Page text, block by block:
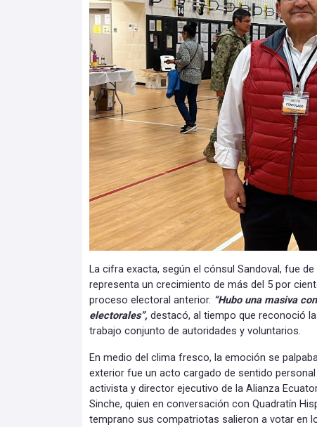
La cifra exacta, según el cónsul Sandoval, fue
representa un crecimiento de más del 5 por
proceso electoral anterior. “Hubo una masiva
electorales”, destacó, al tiempo que reconoció
trabajo conjunto de autoridades y voluntarios.
En medio del clima fresco, la emoción se
exterior fue un acto cargado de sentido
activista y director ejecutivo de la Alianza
Sinche, quien en conversación con Quadratín
temprano sus compatriotas salieron a votar en